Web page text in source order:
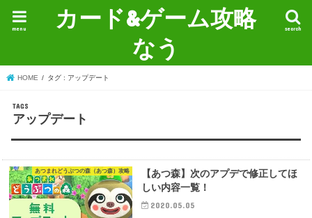
カード&ゲーム攻略
なう
search
menu
HOME タグ : アップデート
アップデート
あつまれどうぶつの森（あつ森）攻略
【あつ森】次のアプデで修正してほ
しい内容一覧！
2020.05.05